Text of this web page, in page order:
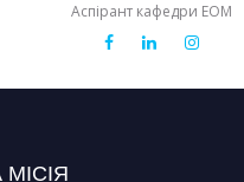
Аспірант кафедри ЕОМ